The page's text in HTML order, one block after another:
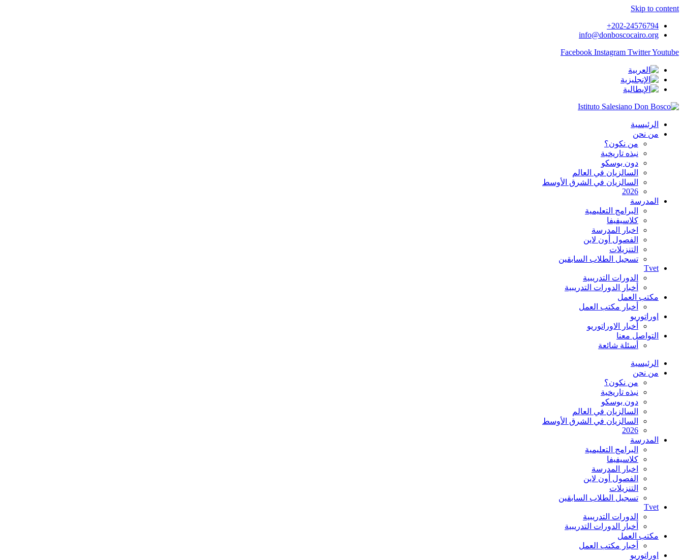
Skip to content
+202-24576794
info@donboscocairo.org
Facebook Instagram TwitterYoutube
الرئيسية
من نحن
من نكون؟
نبذه تاريخية
دون بوسكو
السالزيان في العالم
السالزيان في الشرق الأوسط
2026
المدرسة
البرامج التعليمية
كلاسيفيفا
اخبار المدرسة
الفصول أون لاين
التنزيلات
تسجيل الطلاب السابقين
Tvet
الدورات التدريبية
أخبار الدورات التدريبية
مكتب العمل
أخبار مكتب العمل
اوراتوريو
أخبار الاوراتوريو
التواصل معنا
أسئلة شائعة
الرئيسية
من نحن
من نكون؟
نبذه تاريخية
دون بوسكو
السالزيان في العالم
السالزيان في الشرق الأوسط
2026
المدرسة
البرامج التعليمية
كلاسيفيفا
اخبار المدرسة
الفصول أون لاين
التنزيلات
تسجيل الطلاب السابقين
Tvet
الدورات التدريبية
أخبار الدورات التدريبية
مكتب العمل
أخبار مكتب العمل
اوراتوريو